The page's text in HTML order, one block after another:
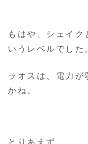
もはや、シェイク
いうレベルでした
ラオスは、電力が
かね。